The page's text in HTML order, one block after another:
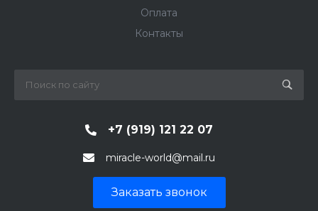
Оплата
Контакты
+7 (919) 121 22 07
miracle-world@mail.ru
Заказать звонок